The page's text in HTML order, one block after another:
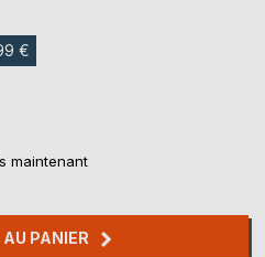
€
maintenant
PANIER